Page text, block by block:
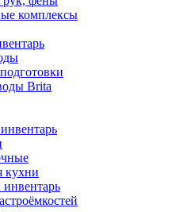
комплексы
Brita
кухни